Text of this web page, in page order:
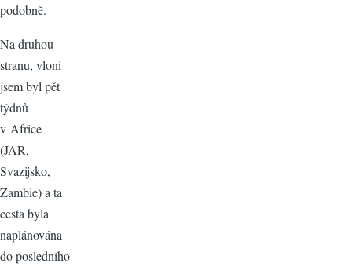
podobně.
Na druhou
stranu, vloni
jsem byl pět
týdnů
v Africe
(JAR,
Svazijsko,
Zambie) a ta
cesta byla
naplánována
do posledního